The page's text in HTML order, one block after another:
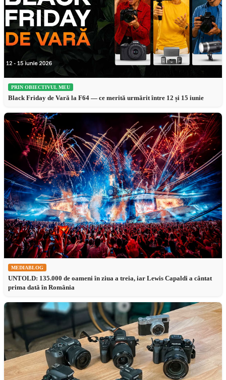
PRIN OBIECTIVUL MEU
Black Friday de Vară la F64 — ce merită urmărit între 12 și 15 iunie
MEDIABLOG
UNTOLD: 135.000 de oameni în ziua a treia, iar Lewis Capaldi a cântat
prima dată în România